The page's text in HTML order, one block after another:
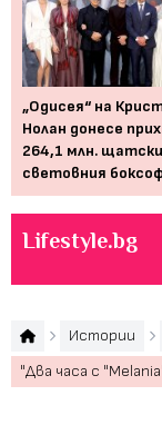
„Одисея“ на
Нолан донесе
264,1 млн.
световния
Lifestyle.bg
Истории
"Два часа с